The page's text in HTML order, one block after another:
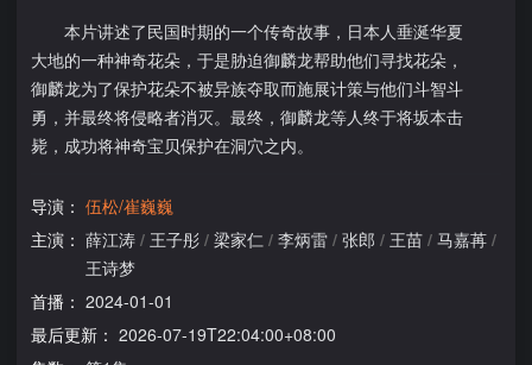
本片讲述了民国时期的一个传奇故事，日本人垂涎华夏
大地的一种神奇花朵，于是胁迫御麟龙帮助他们寻找花朵，
御麟龙为了保护花朵不被异族夺取而施展计策与他们斗智斗
勇，并最终将侵略者消灭。最终，御麟龙等人终于将坂本击
毙，成功将神奇宝贝保护在洞穴之内。
导演： 伍松/崔巍巍
主演： 薛江涛 / 王子彤 / 梁家仁 / 李炳雷 / 张郎 / 王苗 / 马嘉苒 /
王诗梦
首播： 2024-01-01
最后更新： 2026-07-19T22:04:00+08:00